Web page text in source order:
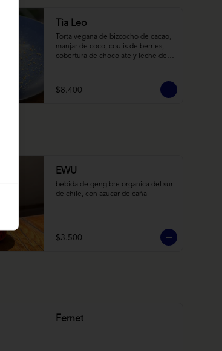
Tia Leo
Torta vegana de bizcocho de cacao,
manjar de coco, coulis de berries,
cobertura de chocolate y leche de
$8.400
EWU
bebida de gengibre organica del sur
de chile, con azucar de caña
$3.500
Fernet